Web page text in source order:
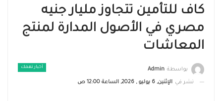
كاف للتأمين تتجاوز مليار جنيه
مصري في الأصول المدارة لمنتج
المعاشات
أخبار تهمك بواسطة Admin
نشر في الإثنين, 6 يوليو , 2026, الساعة 12:00 ص